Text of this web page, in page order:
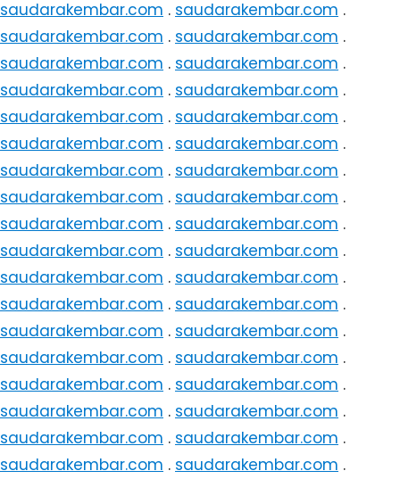
saudarakembar.com . saudarakembar.com .
saudarakembar.com . saudarakembar.com .
saudarakembar.com . saudarakembar.com .
saudarakembar.com . saudarakembar.com .
saudarakembar.com . saudarakembar.com .
saudarakembar.com . saudarakembar.com .
saudarakembar.com . saudarakembar.com .
saudarakembar.com . saudarakembar.com .
saudarakembar.com . saudarakembar.com .
saudarakembar.com . saudarakembar.com .
saudarakembar.com . saudarakembar.com .
saudarakembar.com . saudarakembar.com .
saudarakembar.com . saudarakembar.com .
saudarakembar.com . saudarakembar.com .
saudarakembar.com . saudarakembar.com .
saudarakembar.com . saudarakembar.com .
saudarakembar.com . saudarakembar.com .
saudarakembar.com . saudarakembar.com .